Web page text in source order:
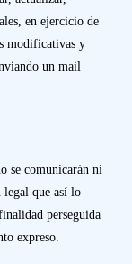
en ejercicio de
modificativas y
un mail
se comunicarán ni
legal que así lo
perseguida
expreso.